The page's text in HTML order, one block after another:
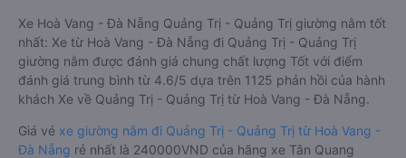
Xe Hoà Vang - Đà Nẵng Quảng Trị - Quảng Trị giường nằm tốt
nhất: Xe từ Hoà Vang - Đà Nẵng đi Quảng Trị - Quảng Trị
giường nằm được đánh giá chung chất lượng Tốt với điểm
đánh giá trung bình từ 4.6/5 dựa trên 1125 phản hồi của hành
khách Xe về Quảng Trị - Quảng Trị từ Hoà Vang - Đà Nẵng.
Giá vé xe giường nằm đi Quảng Trị - Quảng Trị từ Hoà Vang -
Đà Nẵng rẻ nhất là 240000VND của hãng xe Tân Quang